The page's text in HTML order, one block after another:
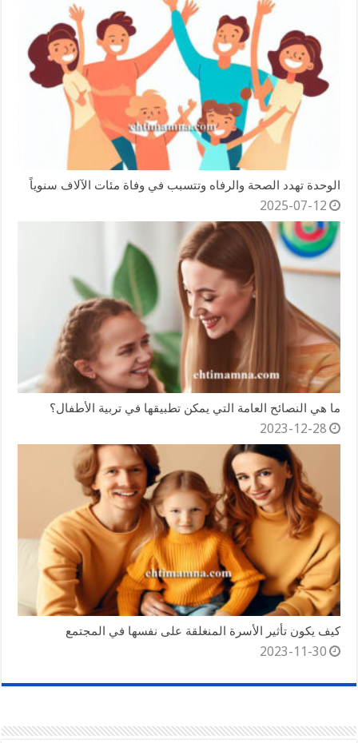
الوحدة تهدد الصحة والرفاه وتتسبب في وفاة مئات الآلاف سنوياً
2025-07-12
ما هي النصائح العامة التي يمكن تطبيقها في تربية الأطفال؟
2023-12-28
كيف يكون تأثير الأسرة المنغلقة على نفسها في المجتمع
2023-11-30